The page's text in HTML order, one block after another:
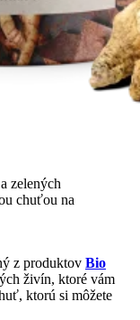
zelených
chuťou na
z produktov Bio
živín, ktoré vám
ktorú si môžete